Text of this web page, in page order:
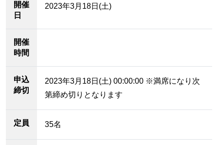
開催
日
2023年3月18日(土)
開催
時間
申込
締切
2023年3月18日(土) 00:00:00 ※満席になり次
第締め切りとなります
定員 35名